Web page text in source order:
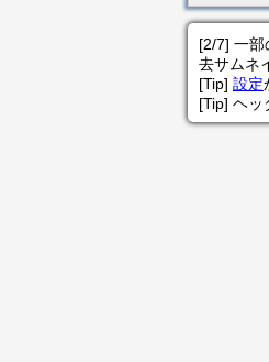
[2/7] 一部
去サムネ
[Tip] 設定
[Tip] ヘッ